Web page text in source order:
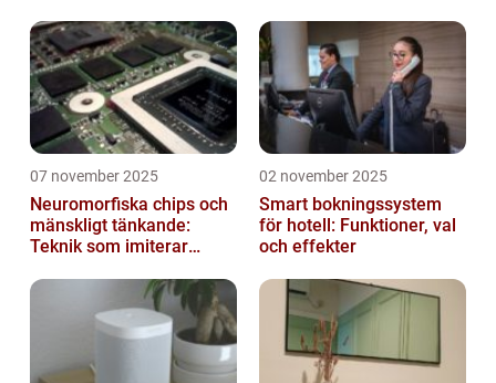
07 november 2025
Neuromorfiska chips och
mänskligt tänkande:
Teknik som imiterar
02 november 2025
Smart bokningssystem
för hotell: Funktioner, val
och effekter